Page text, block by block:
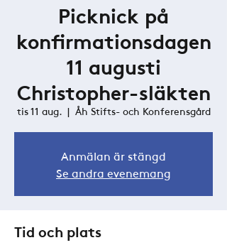
Picknick på
konfirmationsdagen
11 augusti
Christopher-släkten
tis 11 aug.
  |
Åh Stifts- och Konferensgård
Anmälan är stängd
Se andra evenemang
Tid och plats